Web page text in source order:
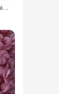
Boucles d'oreilles hypoallergéniques en acier inoxydable plaqué or pour femme, clou de fleur vintage, cadeaux de fête de mariage, premium